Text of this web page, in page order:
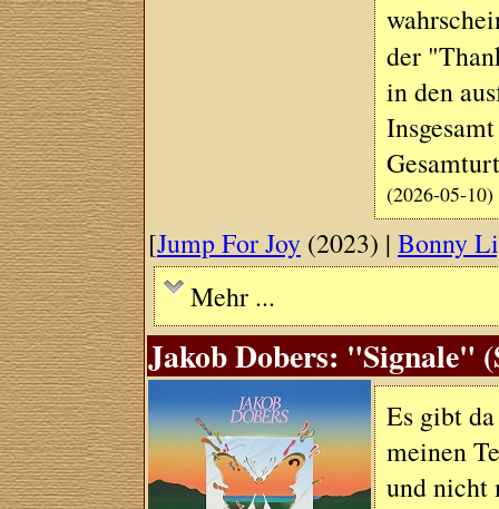
der
in den
(2026-05-10)
[Jump For Joy (2023) |Bonny
Mehr ...
Jakob Dobers: "Signale"
Es gibt
meinen
und nicht